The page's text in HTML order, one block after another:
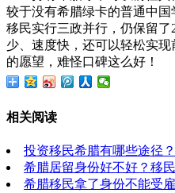
较于没有希腊绿卡的普通中
移民实行三政并行，仍保留
少、速度快，还可以轻松实
的愿望，难怪口碑这么好！
相关阅读
投资移民希腊有哪些途径？
希腊居留身份好不好？移
希腊移民拿了身份不能受雇